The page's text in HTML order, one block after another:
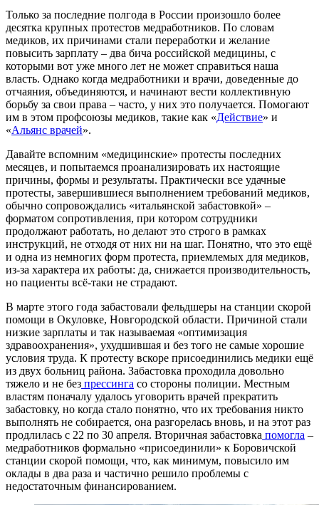
Только за последние полгода в России произошло более
десятка крупных протестов медработников. По словам
медиков, их причинами стали переработки и желание
повысить зарплату – два бича российской медицины, с
которыми вот уже много лет не может справиться наша
власть. Однако когда медработники и врачи, доведенные до
отчаяния, объединяются, и начинают вести коллективную
борьбу за свои права – часто, у них это получается. Помогают
им в этом профсоюзы медиков, такие как «Действие» и
«Альянс врачей».
Давайте вспомним «медицинские» протесты последних
месяцев, и попытаемся проанализировать их настоящие
причины, формы и результаты. Практически все удачные
протесты, завершившиеся выполнением требований медиков,
обычно сопровождались «итальянской забастовкой» –
форматом сопротивления, при котором сотрудники
продолжают работать, но делают это строго в рамках
инструкций, не отходя от них ни на шаг. Понятно, что это ещё
и одна из немногих форм протеста, приемлемых для медиков,
из-за характера их работы: да, снижается производительность,
но пациенты всё-таки не страдают.
В марте этого года забастовали фельдшеры на станции скорой
помощи в Окуловке, Новгородской области. Причиной стали
низкие зарплаты и так называемая «оптимизация
здравоохранения», ухудшившая и без того не самые хорошие
условия труда. К протесту вскоре присоединились медики ещё
из двух больниц района. Забастовка проходила довольно
тяжело и не без прессинга со стороны полиции. Местным
властям поначалу удалось уговорить врачей прекратить
забастовку, но когда стало понятно, что их требования никто
выполнять не собирается, она разгорелась вновь, и на этот раз
продлилась с 22 по 30 апреля. Вторичная забастовка помогла –
медработников формально «присоединили» к Боровичской
станции скорой помощи, что, как минимум, повысило им
оклады в два раза и частично решило проблемы с
недостаточным финансированием.